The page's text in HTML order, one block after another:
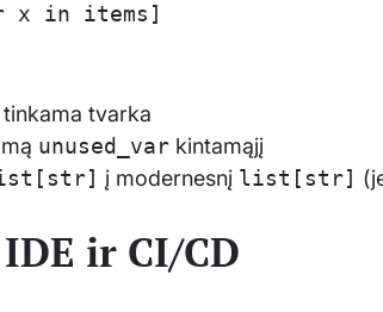
x in items]
tvarka
unused_var kintamąjį
į modernesnį list[str]
ir CI/CD